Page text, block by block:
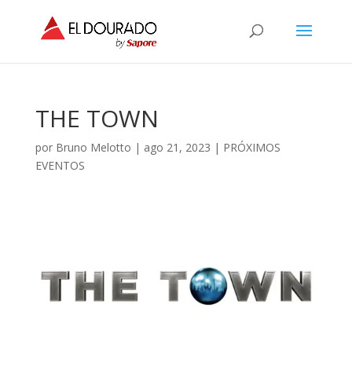
THE TOWN
por Bruno Melotto | ago 21, 2023 | PRÓXIMOS
EVENTOS